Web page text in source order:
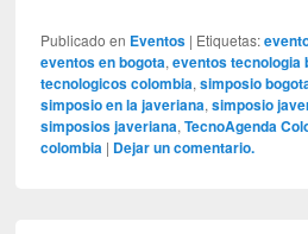
Publicado en Eventos | Etiquetas:
eventos en bogota,eventos tecnologia
tecnologicos colombia,simposio
simposio en la javeriana,simposio
simposios javeriana,TecnoAgenda
colombia | Dejar un comentario.